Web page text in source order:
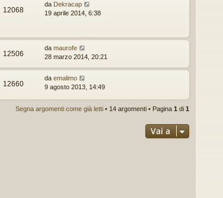
12068
da Dekracap
19 aprile 2014, 6:38
12506
da maurofe
28 marzo 2014, 20:21
12660
da emalimo
9 agosto 2013, 14:49
Segna argomenti come già letti • 14 argomenti • Pagina 1 di 1
Vai a